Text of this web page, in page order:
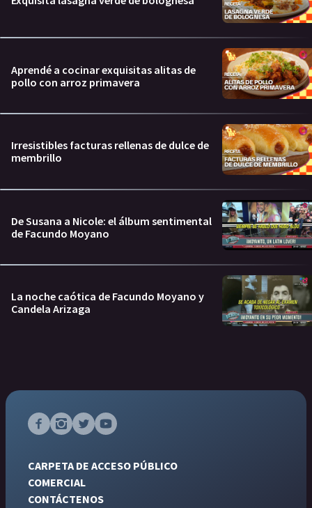
Aprendé a cocinar exquisitas alitas de
pollo con arroz primavera
Irresistibles facturas rellenas de dulce de
membrillo
De Susana a Nicole: el álbum sentimental
de Facundo Moyano
La noche caótica de Facundo Moyano y
Candela Arizaga
CARPETA DE ACCESO PÚBLICO
COMERCIAL
CONTÁCTENOS